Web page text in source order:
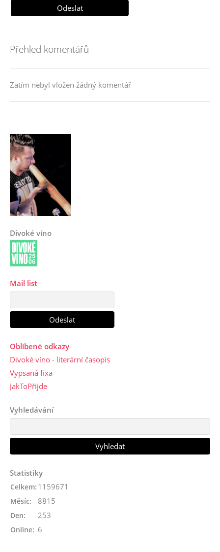
Přehled komentářů
Zatím nebyl vložen žádný komentář
Divoké víno
Mail list
Oblíbené odkazy
Divoké víno - literární časopis
Vypsaná fixa
JakToPřijde
Vyhledávání
Statistiky
Online: 6
Celkem: 1159671
Měsíc: 8815
Den: 253